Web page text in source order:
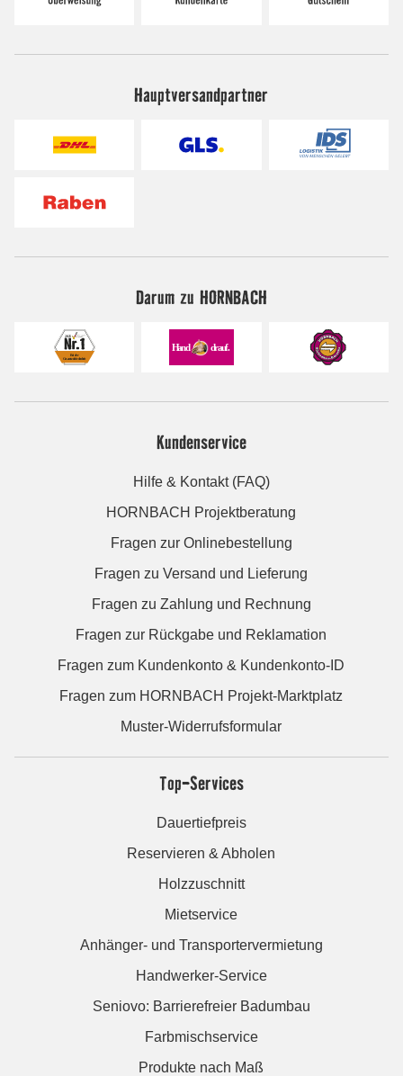
Hauptversandpartner
Darum zu HORNBACH
Kundenservice
Hilfe & Kontakt (FAQ)
HORNBACH Projektberatung
Fragen zur Onlinebestellung
Fragen zu Versand und Lieferung
Fragen zu Zahlung und Rechnung
Fragen zur Rückgabe und Reklamation
Fragen zum Kundenkonto & Kundenkonto-ID
Fragen zum HORNBACH Projekt-Marktplatz
Muster-Widerrufsformular
Top-Services
Dauertiefpreis
Reservieren & Abholen
Holzzuschnitt
Mietservice
Anhänger- und Transportervermietung
Handwerker-Service
Seniovo: Barrierefreier Badumbau
Farbmischservice
Produkte nach Maß